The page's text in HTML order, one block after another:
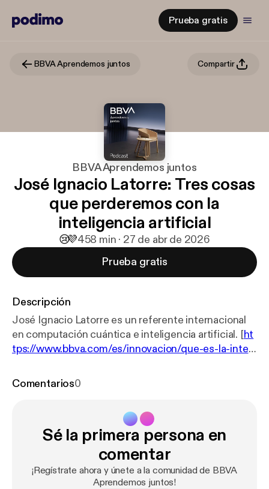
Prueba gratis
BBVA Aprendemos juntos Compartir
BBVA Aprendemos juntos
José Ignacio Latorre: Tres cosas
que perderemos con la
inteligencia artificial
😢💜458 min · 27 de abr de 2026
Prueba gratis
Descripción
José Ignacio Latorre es un referente internacional
en computación cuántica e inteligencia artificial. [ht
tps://www.bbva.com/es/innovacion/que-es-la-inteli
Quantum Technologies de Singapur y está
Comentarios0
Sé la primera persona en
comentar
¡Regístrate ahora y únete a la comunidad de BBVA
Aprendemos juntos!